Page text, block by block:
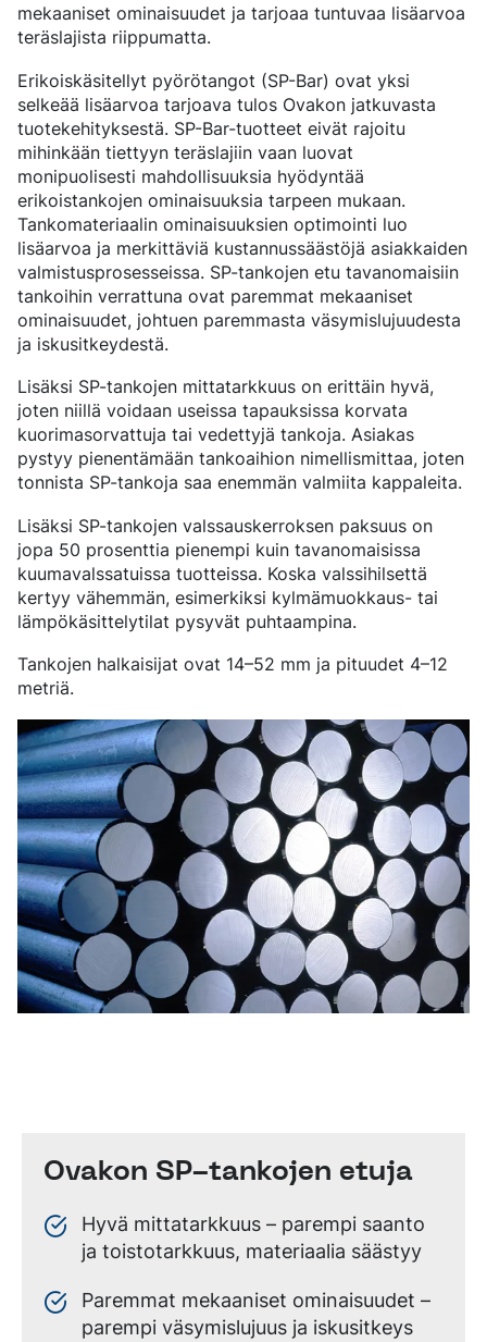
KEVYET JA RASKAAT AJONEUVOT
KOMPONENTTIKOHTAISET VAATIMUKSET
ALUSTAKOMPONENTIT
ENERGIA
ÖLJY JA KAASU
TUULIVOIMA
KULJETUSKALUSTO
BOORITERÄKSET
TYPETYSTERÄKSET
MARAGING-TERÄS
PUOLIVALMIIT-KOMPONENTIT
PUOLIVALMIIT KOMPONENTIT TANGOSTA
KOVAKROMATUT TANGOT JA PUTKET
OPTIMAALISTA KORROOSIONKESTÄVYYTTÄ
CROMAX-TUOTTEIDEN TERÄSLAJIT
HYDRAULISYLINTEREIDEN TALOUDELLISUUS
VALSSILANGAT JA KIEPILLE VALSSATUT TANGOT
(BAR-IN-COIL)
SAUMATTOMAT PUTKET JA AINESPUTKET
OVAKO 280-AINESPUTKET
VAKIOPUTKET LAAKEREIHIN
VALSSATUT JA TAOTUT RENKAAT
SERTIFIKAATIT JA TESTAUSPALVELUT
OVAKO SCIENCE AND VISITOR CENTER
YHTEISKUNTAVASTUU
YRITYSETIIKKA
SERTIFIKAATIT, HALLINTO JA SEURANTA
KESTÄVÄN KEHITYKSEN TAVOITTEET
JOHTO
LIIKETOIMINTAMME
ERIKOISTERÄKSISSÄ
TUOTANTOYKSIKÖT
VETYLAITOKSEMME
DANIEL STÅHL
UUTISET JA TIEDOTTEET
TAPAHTUMAT JA KONFERENSSIT
TARINOITA
STRENGTH OF STEEL UUTISKIRJE
MEDIAPANKKIIN
Suomi
Myyntikonttorit
Pohjois-Eurooppa
Keski-Eurooppa
Itä-Eurooppa
Etelä-Eurooppa
Aasian Ja Tyynenmeren Alue
Pohjois-Amerikka
Etelä-Amerikka
Muu Maailma
Yhteystiedot
Ovatrack
Steelnavigator
Sign In
mekaaniset ominaisuudet ja tarjoaa tuntuvaa lisäarvoa
teräslajista riippumatta.
Erikoiskäsitellyt pyörötangot (SP-Bar) ovat yksi
selkeää lisäarvoa tarjoava tulos Ovakon jatkuvasta
tuotekehityksestä. SP-Bar-tuotteet eivät rajoitu
mihinkään tiettyyn teräslajiin vaan luovat
monipuolisesti mahdollisuuksia hyödyntää
erikoistankojen ominaisuuksia tarpeen mukaan.
Tankomateriaalin ominaisuuksien optimointi luo
lisäarvoa ja merkittäviä kustannussäästöjä asiakkaiden
valmistusprosesseissa. SP-tankojen etu tavanomaisiin
tankoihin verrattuna ovat paremmat mekaaniset
ominaisuudet, johtuen paremmasta väsymislujuudesta
ja iskusitkeydestä.
Lisäksi SP-tankojen mittatarkkuus on erittäin hyvä,
joten niillä voidaan useissa tapauksissa korvata
kuorimasorvattuja tai vedettyjä tankoja. Asiakas
pystyy pienentämään tankoaihion nimellismittaa, joten
tonnista SP-tankoja saa enemmän valmiita kappaleita.
Lisäksi SP-tankojen valssauskerroksen paksuus on
jopa 50 prosenttia pienempi kuin tavanomaisissa
kuumavalssatuissa tuotteissa. Koska valssihilsettä
kertyy vähemmän, esimerkiksi kylmämuokkaus- tai
lämpökäsittelytilat pysyvät puhtaampina.
Tankojen halkaisijat ovat 14–52 mm ja pituudet 4–12
metriä.
Ovakon SP-tankojen etuja
Hyvä mittatarkkuus – parempi saanto
ja toistotarkkuus, materiaalia säästyy
Paremmat mekaaniset ominaisuudet –
parempi väsymislujuus ja iskusitkeys